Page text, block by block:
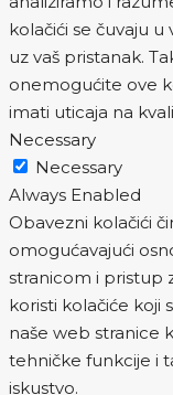
kolačići se čuvaju
uz vaš pristanak.
onemogućite ove
imati uticaja na
Necessary
Necessary
Always Enabled
Obavezni kolačići
omogućavajući
stranicom i pristup
koristi kolačiće koji
naše web stranice
tehničke funkcije i
iskustvo.